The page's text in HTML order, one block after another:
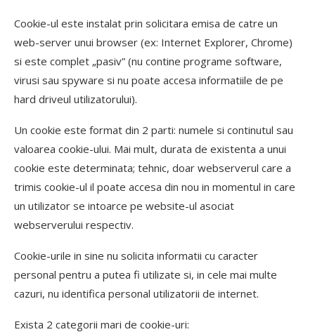
Cookie-ul este instalat prin solicitara emisa de catre un
web-server unui browser (ex: Internet Explorer, Chrome)
si este complet „pasiv” (nu contine programe software,
virusi sau spyware si nu poate accesa informatiile de pe
hard driveul utilizatorului).
Un cookie este format din 2 parti: numele si continutul sau
valoarea cookie-ului. Mai mult, durata de existenta a unui
cookie este determinata; tehnic, doar webserverul care a
trimis cookie-ul il poate accesa din nou in momentul in care
un utilizator se intoarce pe website-ul asociat
webserverului respectiv.
Cookie-urile in sine nu solicita informatii cu caracter
personal pentru a putea fi utilizate si, in cele mai multe
cazuri, nu identifica personal utilizatorii de internet.
Exista 2 categorii mari de cookie-uri: